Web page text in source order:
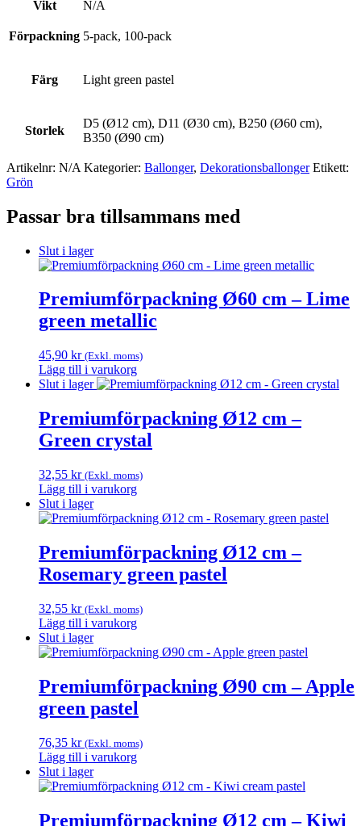
Vikt N/A
Förpackning 5-pack, 100-pack
Färg Light green pastel
Storlek
D5 (Ø12 cm), D11 (Ø30 cm), B250 (Ø60 cm),
B350 (Ø90 cm)
Artikelnr: N/A Kategorier: Ballonger, Dekorations­ballonger Etikett:
Grön
Passar bra tillsammans med
Slut i lager
Premiumförpackning Ø60 cm – Lime
green metallic
45,90 kr (Exkl. moms)
Lägg till i varukorg
Slut i lager
Premiumförpackning Ø12 cm –
Green crystal
32,55 kr (Exkl. moms)
Lägg till i varukorg
Slut i lager
Premiumförpackning Ø12 cm –
Rosemary green pastel
32,55 kr (Exkl. moms)
Lägg till i varukorg
Slut i lager
Premiumförpackning Ø90 cm – Apple
green pastel
76,35 kr (Exkl. moms)
Lägg till i varukorg
Slut i lager
Premiumförpackning Ø12 cm – Kiwi